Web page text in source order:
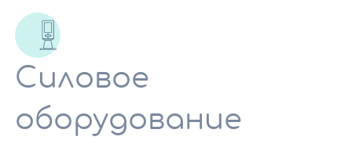
Силовое
оборудование